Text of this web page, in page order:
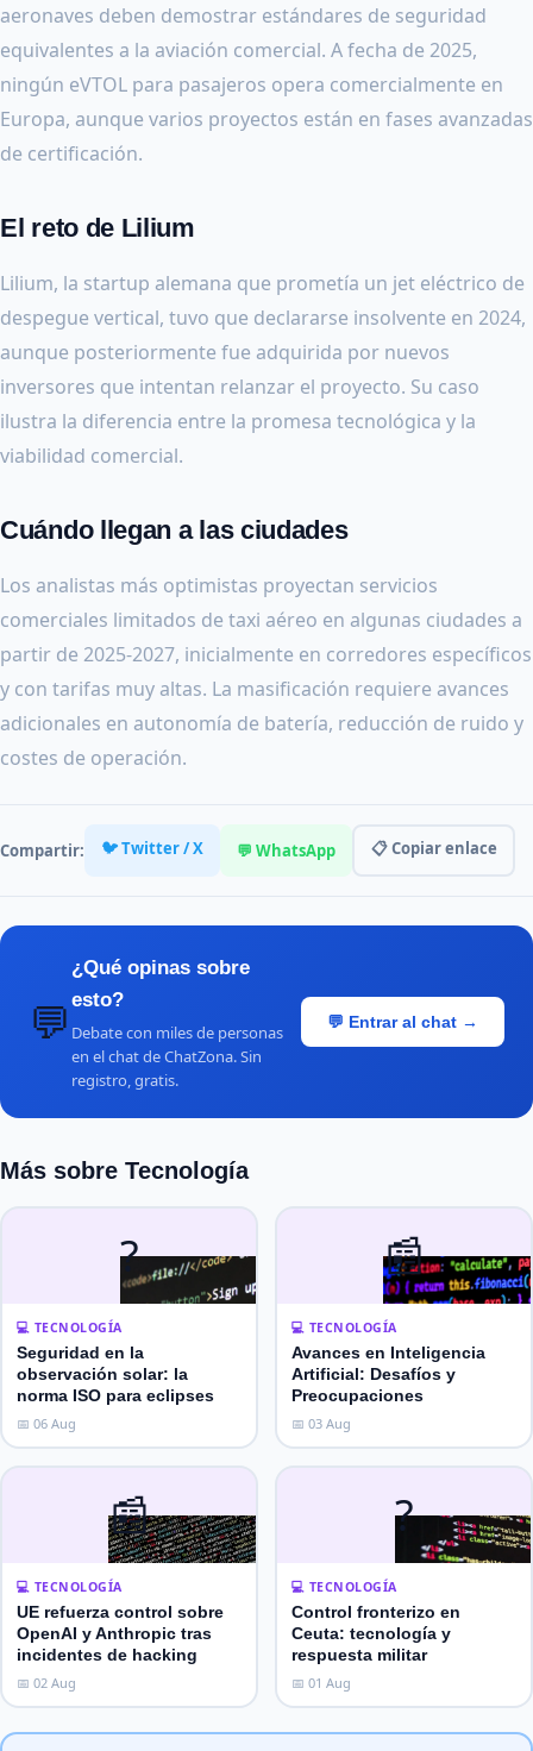
aeronaves deben demostrar estándares de seguridad
equivalentes a la aviación comercial. A fecha de 2025,
ningún eVTOL para pasajeros opera comercialmente en
Europa, aunque varios proyectos están en fases avanzadas
de certificación.
El reto de Lilium
Lilium, la startup alemana que prometía un jet eléctrico de
despegue vertical, tuvo que declararse insolvente en 2024,
aunque posteriormente fue adquirida por nuevos
inversores que intentan relanzar el proyecto. Su caso
ilustra la diferencia entre la promesa tecnológica y la
viabilidad comercial.
Cuándo llegan a las ciudades
Los analistas más optimistas proyectan servicios
comerciales limitados de taxi aéreo en algunas ciudades a
partir de 2025-2027, inicialmente en corredores específicos
y con tarifas muy altas. La masificación requiere avances
adicionales en autonomía de batería, reducción de ruido y
costes de operación.
Compartir: 🐦 Twitter / X 💬 WhatsApp 📋 Copiar enlace
💬
¿Qué opinas sobre
esto?
Debate con miles de personas
en el chat de ChatZona. Sin
registro, gratis.
💬 Entrar al chat →
Más sobre Tecnología
?
💻 TECNOLOGÍA
Seguridad en la
observación solar: la
norma ISO para eclipses
📅 06 Aug
📰
💻 TECNOLOGÍA
Avances en Inteligencia
Artificial: Desafíos y
Preocupaciones
📅 03 Aug
📰
💻 TECNOLOGÍA
UE refuerza control sobre
OpenAI y Anthropic tras
incidentes de hacking
📅 02 Aug
?
💻 TECNOLOGÍA
Control fronterizo en
Ceuta: tecnología y
respuesta militar
📅 01 Aug